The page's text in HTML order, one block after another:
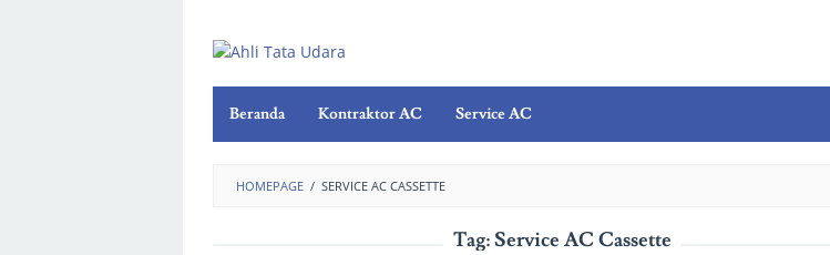
Beranda Kontraktor AC Service AC
HOMEPAGE / SERVICE AC CASSETTE
Tag:Service AC Cassette